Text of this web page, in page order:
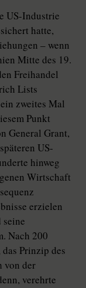
US-Industrie
hatte,
– wenn
Mitte des 19.
Freihandel
Lists
zweites Mal
Punkt
General Grant,
US-
hinweg
Wirtschaft
erzielen
Nach 200
Prinzip des
von der
verehrte